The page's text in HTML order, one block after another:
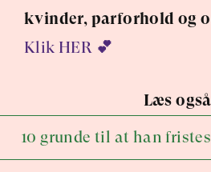
kvinder, parforhold og
Klik HER 💕
Læs
10 grunde til at han